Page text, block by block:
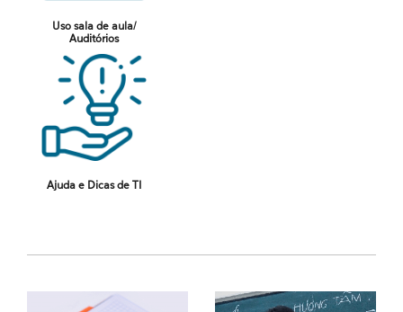
Uso sala de aula/
Auditórios
Ajuda e Dicas de TI